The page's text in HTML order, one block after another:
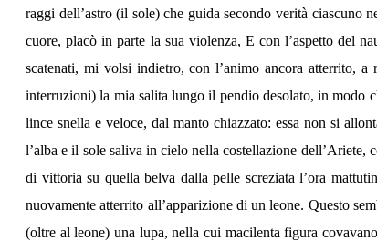
raggi dell’astro (il sole) che guida secondo verità ciascuno
cuore, placò in parte la sua violenza, E con l’aspetto del
scatenati, mi volsi indietro, con l’animo ancora atterrito,
interruzioni) la mia salita lungo il pendio desolato, in modo
lince snella e veloce, dal manto chiazzato: essa non si
l’alba e il sole saliva in cielo nella costellazione
di vittoria su quella belva dalla pelle screziata l’ora
nuovamente atterrito all’apparizione di un leone. Questo
(oltre al leone) una lupa, nella cui macilenta figura